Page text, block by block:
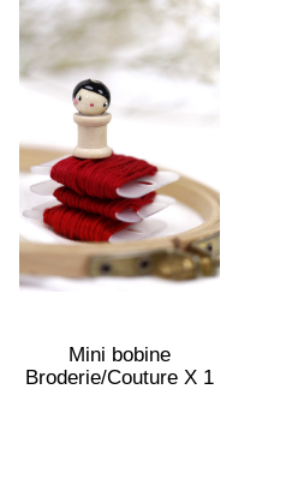
Mini bobine
Broderie/Couture X 1